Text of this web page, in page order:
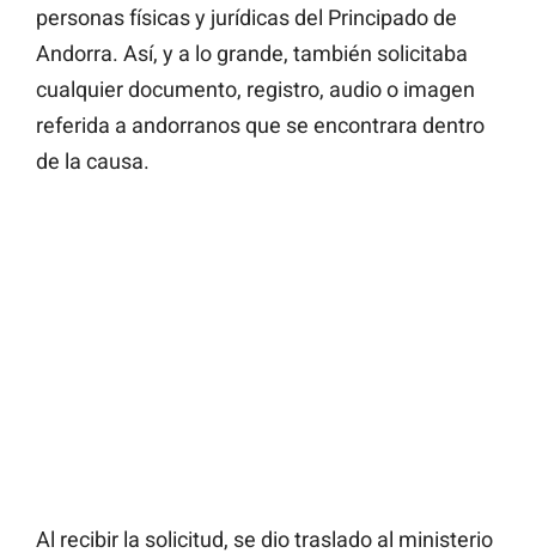
personas físicas y jurídicas del Principado de
Andorra. Así, y a lo grande, también solicitaba
cualquier documento, registro, audio o imagen
referida a andorranos que se encontrara dentro
de la causa.
Al recibir la solicitud, se dio traslado al ministerio